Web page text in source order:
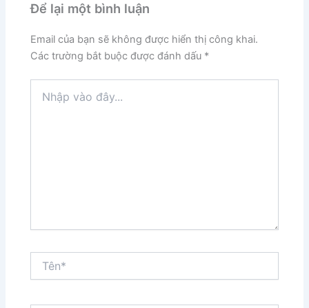
Để lại một bình luận
Email của bạn sẽ không được hiển thị công khai.
Các trường bắt buộc được đánh dấu *
vào